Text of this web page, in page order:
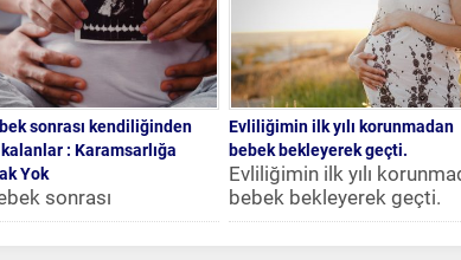
sonrası kendiliğinden
: Karamsarlığa
Yok
sonrası
hamile kalanlar :
Kapılmak Yok
Evliliğimin ilk yılı korunmadan
bebek bekleyerek geçti.
Evliliğimin ilk yılı
bebek bekleyerek geçti.
Merhabalar Benim